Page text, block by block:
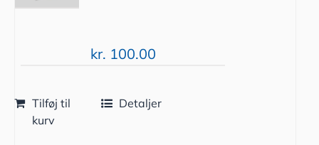
kr. 100.00
Tilføj til
kurv
Detaljer